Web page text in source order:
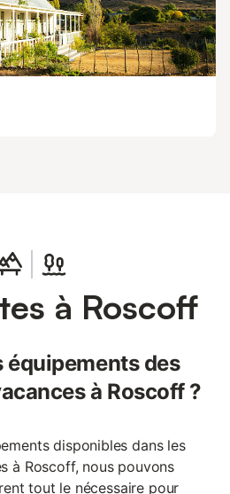
à Roscoff
équipements des
à Roscoff ?
disponibles dans les
à Roscoff, nous pouvons
tout le nécessaire pour